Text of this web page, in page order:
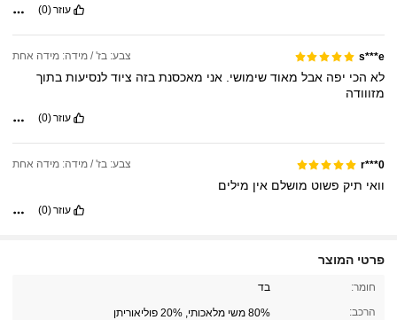
עוזר(0)
s***e צבע: בז' / מידה: מידה אחת
לא הכי יפהאבל מאודשימושי.אני מאכסנתבזה ציודלנסיעותבתוך
מזווודה
עוזר(0)
r***0 צבע: בז' / מידה: מידה אחת
וואי תיק פשוט מושלםאין מילים
עוזר(0)
פרטי המוצר
חומר: בד
הרכב: 80% משי מלאכותי, 20% פוליאוריתן
5.7K עוקבים